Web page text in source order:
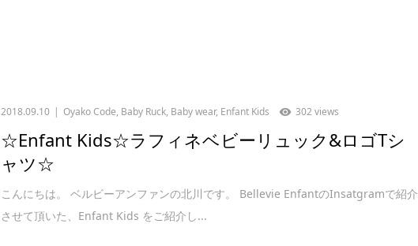
2018.09.10 Oyako Code, Baby Ruck, Baby wear, Enfant Kids 302 views
☆Enfant Kids☆ラフィネベビーリュック&ロゴTシ
ャツ☆
こんにちは。 ベルビーアンファンの北川です。 Bellevie EnfantのInsatgramで紹介
させて頂いた、Enfant Kids をご紹介し...